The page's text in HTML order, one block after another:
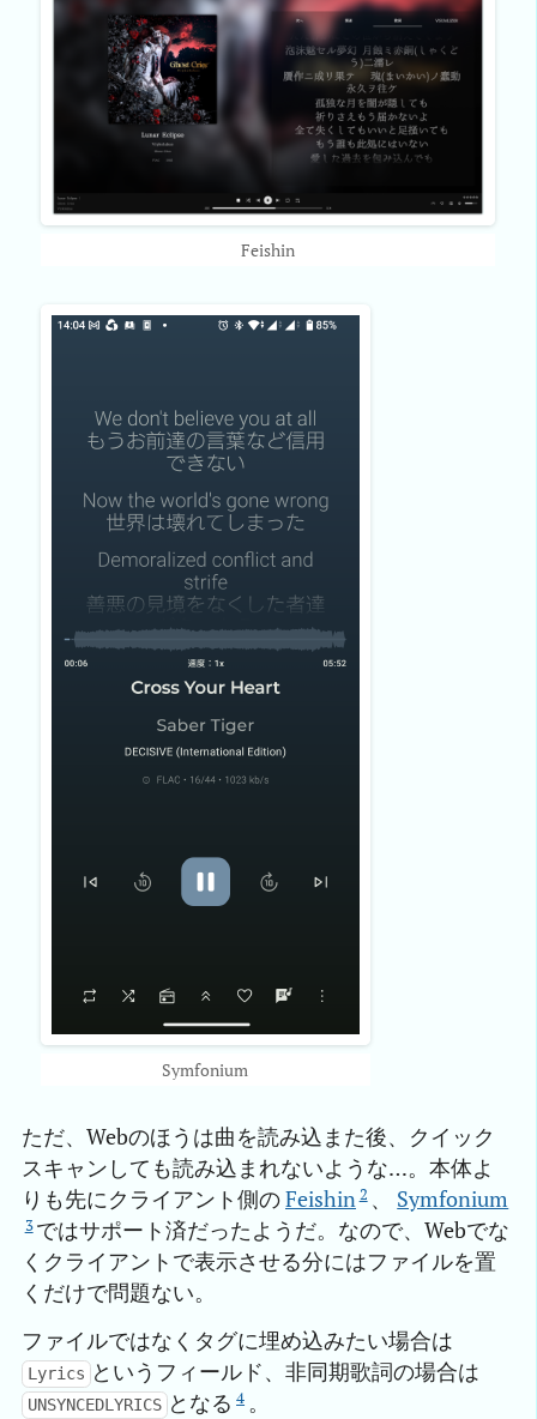
Feishin
Symfonium
ただ、Webのほうは曲を読み込また後、クイック
スキャンしても読み込まれないような…。本体よ
りも先にクライアント側のFeishin 2 、 Symfonium
3ではサポート済だったようだ。なので、Webでな
くクライアントで表示させる分にはファイルを置
くだけで問題ない。
ファイルではなくタグに埋め込みたい場合は
Lyrics というフィールド、非同期歌詞の場合は
UNSYNCEDLYRICS となる 4 。